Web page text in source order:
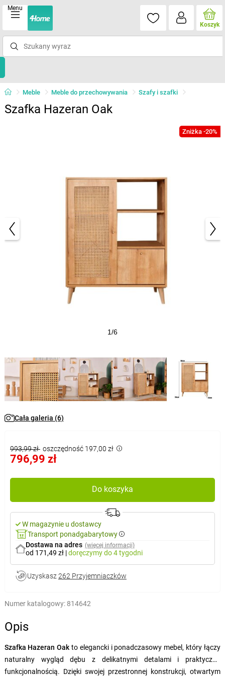
Menu
Koszyk
Meble Meble do przechowywania Szafy i szafki
Szafka Hazeran Oak
Zniżka -20%
1/6
Cała galeria (6)
993,99 zł oszczędność 197,00 zł
796,99 zł
Do koszyka
W magazynie u dostawcy
Transport ponadgabarytowy
Dostawa na adres (więcej informacji)
od 171,49 zł |doręczymydo 4 tygodni
Uzyskasz 262 Przyjemniaczków
Numer katalogowy: 814642
Opis
Szafka Hazeran Oakto elegancki i ponadczasowy mebel, który łączy
naturalny wygląd dębu z delikatnymi detalami i praktyczną
funkcjonalnością. Dzięki swojej przestronnej konstrukcji, otwartym